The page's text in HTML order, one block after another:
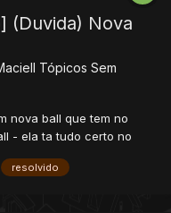
(Duvida) Nova
Tópicos Sem
nova ball que tem no
- ela ta tudo certo no
um pokemon entao
resolvido